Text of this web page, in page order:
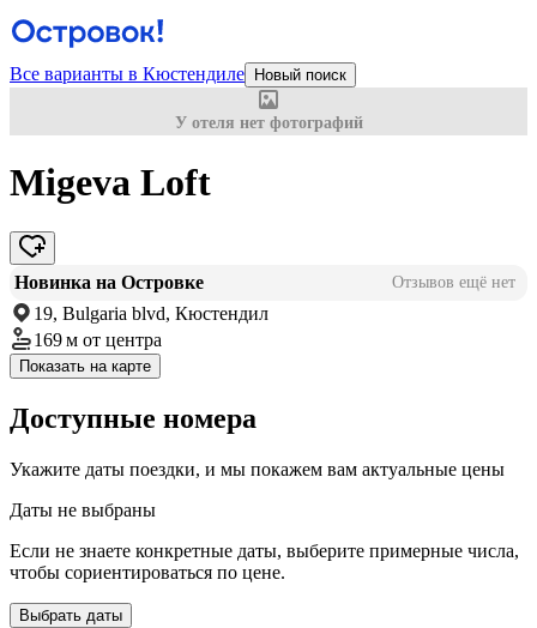
Все варианты в Кюстендиле Новый поиск
У отеля нет фотографий
Migeva Loft
Новинка на Островке Отзывов ещё нет
19, Bulgaria blvd, Кюстендил
169 м от центра
Показать на карте
Доступные номера
Укажите даты поездки, и мы покажем вам актуальные цены
Даты не выбраны
Если не знаете конкретные даты, выберите примерные числа,
чтобы сориентироваться по цене.
Выбрать даты